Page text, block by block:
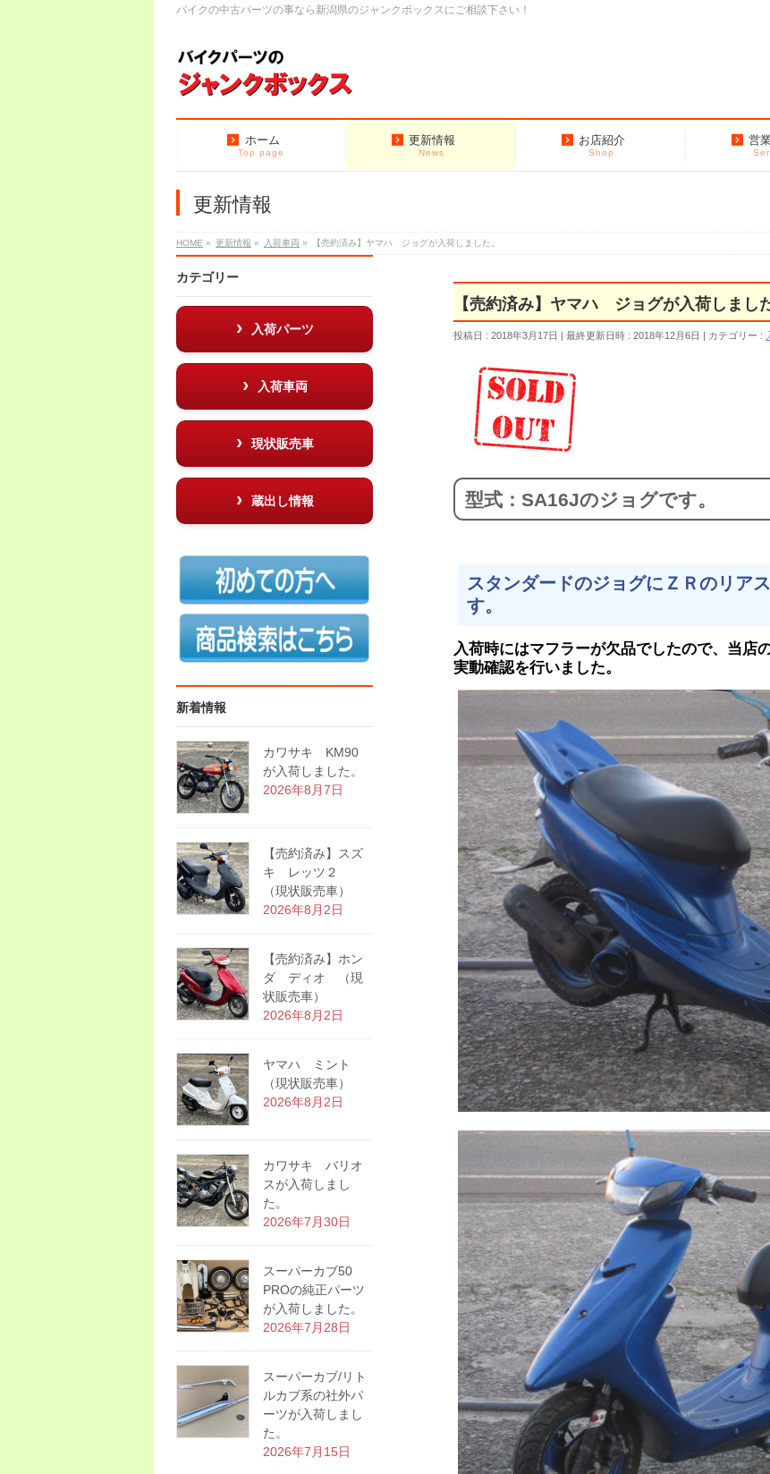
バイクの中古パーツの事なら新潟県のジャンクボックスにご相談下さい！
ホーム
Top page
更新情報
News
お店紹介
Shop
営
更新情報
HOME » 更新情報 » 入荷車両 » 【売約済み】ヤマハ ジョグが入荷しました。
【売約済み】ヤマハ ジョグが入荷しました
投稿日 : 2018年3月17日 最終更新日時 : 2018年12月6日 カテゴリー :
型式：SA16Jのジョグです。
スタンダードのジョグにＺＲのリア
す。
入荷時にはマフラーが欠品でしたので、当店
実動確認を行いました。
カテゴリー
入荷パーツ
入荷車両
現状販売車
蔵出し情報
新着情報
カワサキ KM90
が入荷しました。
2026年8月7日
【売約済み】スズ
キ レッツ２
（現状販売車）
2026年8月2日
【売約済み】ホン
ダ ディオ （現
状販売車）
2026年8月2日
ヤマハ ミント
（現状販売車）
2026年8月2日
カワサキ バリオ
スが入荷しまし
た。
2026年7月30日
スーパーカブ50
PROの純正パーツ
が入荷しました。
2026年7月28日
スーパーカブ/リト
ルカブ系の社外パ
ーツが入荷しまし
た。
2026年7月15日